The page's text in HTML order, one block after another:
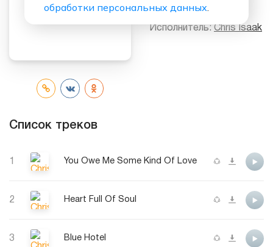
Исполнитель: Chris Isaak
Список треков
1 You Owe Me Some Kind Of Love
2 Heart Full Of Soul
3 Blue Hotel
обработки персональных данных.